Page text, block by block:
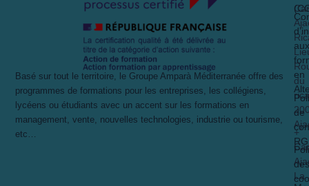
Basé sur tout le territoire, le Groupe Amparà Méditerranée offre des
programmes de formations pour les entreprises, les collégiens,
lycéens ou étudiants avec un accent sur les formations en
management, vente, nouvelles technologies, industrie ou tourisme,
etc…
du
+
La
aux
en
de
des